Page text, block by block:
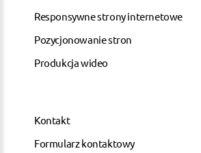
Responsywne strony internetowe
Pozycjonowanie stron
Produkcja wideo
Kontakt
Formularz kontaktowy